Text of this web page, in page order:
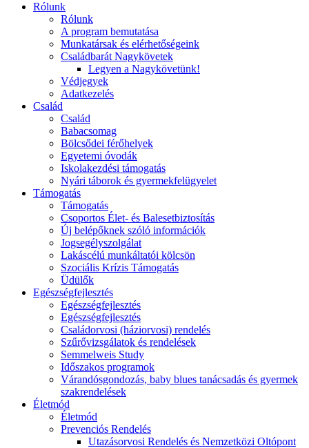
Rólunk
Rólunk
A program bemutatása
Munkatársak és elérhetőségeink
Családbarát Nagykövetek
Legyen a Nagykövetünk!
Védjegyek
Adatkezelés
Család
Család
Babacsomag
Bölcsődei férőhelyek
Egyetemi óvodák
Iskolakezdési támogatás
Nyári táborok és gyermekfelügyelet
Támogatás
Támogatás
Csoportos Élet- és Balesetbiztosítás
Új belépőknek szóló információk
Jogsegélyszolgálat
Lakáscélú munkáltatói kölcsön
Szociális Krízis Támogatás
Üdülők
Egészségfejlesztés
Egészségfejlesztés
Egészségfejlesztés
Családorvosi (háziorvosi) rendelés
Szűrővizsgálatok és rendelések
Semmelweis Study
Időszakos programok
Várandósgondozás, baby blues tanácsadás és gyermek
szakrendelések
Életmód
Életmód
Prevenciós Rendelés
Utazásorvosi Rendelés és Nemzetközi Oltópont